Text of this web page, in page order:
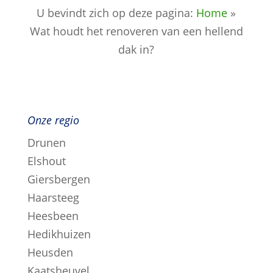
U bevindt zich op deze pagina: Home »
Wat houdt het renoveren van een hellend
dak in?
Onze regio
Drunen
Elshout
Giersbergen
Haarsteeg
Heesbeen
Hedikhuizen
Heusden